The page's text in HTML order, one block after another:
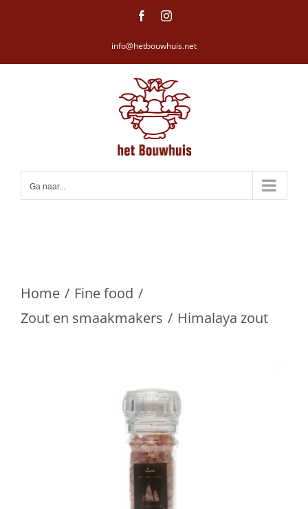
FacebookInstagram
info@hetbouwhuis.net
Ga naar...
Home
Fine food
Zout en smaakmakers
Himalaya zout